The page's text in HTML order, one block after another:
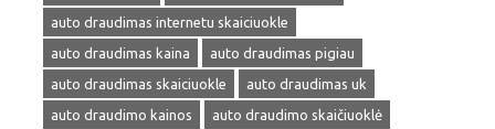
auto draudimas internetu skaiciuokle
auto draudimas kaina
auto draudimas pigiau
auto draudimas skaiciuokle
auto draudimas uk
auto draudimo kainos
auto draudimo skaičiuoklė